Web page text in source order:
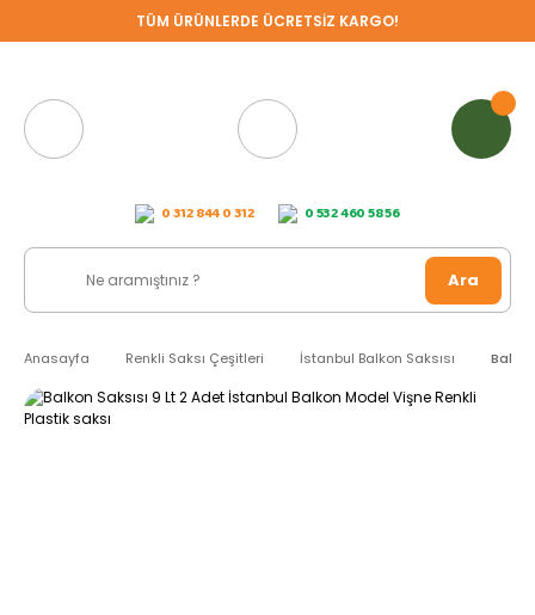
TÜM ÜRÜNLERDE ÜCRETSİZ KARGO!
0 312 844 0 312 0 532 460 58 56
Ara
Anasayfa Renkli Saksı Çeşitleri İstanbul Balkon Saksısı